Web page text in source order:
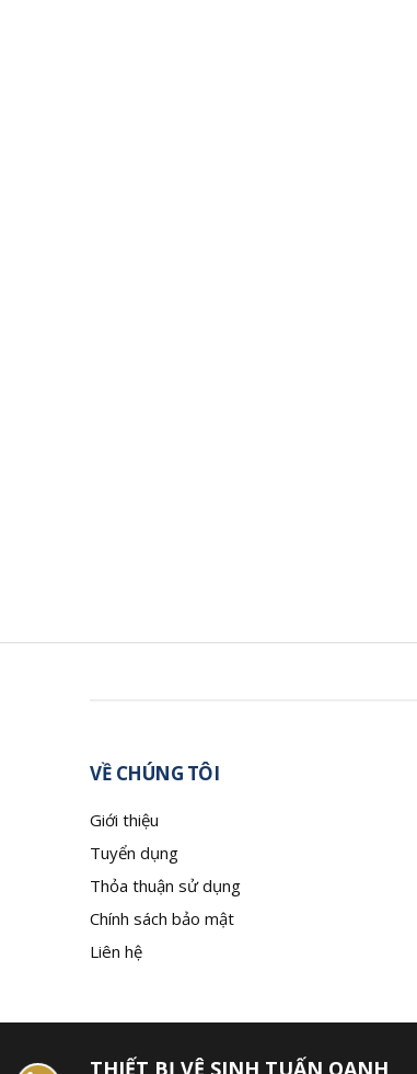
VỀ CHÚNG TÔI
Giới thiệu
Tuyển dụng
Thỏa thuận sử dụng
Chính sách bảo mật
Liên hệ
THIẾT BỊ VỆ SINH TUẤN OANH